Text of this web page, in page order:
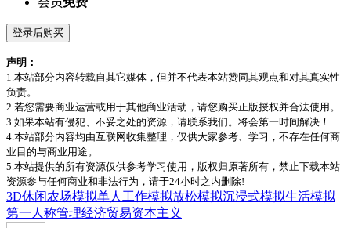
登录后购买
声明：
1.本站部分内容转载自其它媒体，但并不代表本站赞同其观点和对其真实性
负责。
2.若您需要商业运营或用于其他商业活动，请您购买正版授权并合法使用。
3.如果本站有侵犯、不妥之处的资源，请联系我们。将会第一时间解决！
4.本站部分内容均由互联网收集整理，仅供大家参考、学习，不存在任何商
业目的与商业用途。
5.本站提供的所有资源仅供参考学习使用，版权归原著所有，禁止下载本站
资源参与任何商业和非法行为，请于24小时之内删除!
3D休闲农场模拟单人 工作模拟放松模拟沉浸式模拟生活模拟
第一人称管理经济贸易资本主义